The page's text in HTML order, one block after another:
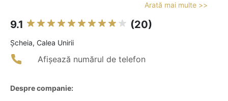
Arată mai multe >>
9.1 (20)
Şcheia, Calea Unirii
Afișează numărul de telefon
Despre companie: